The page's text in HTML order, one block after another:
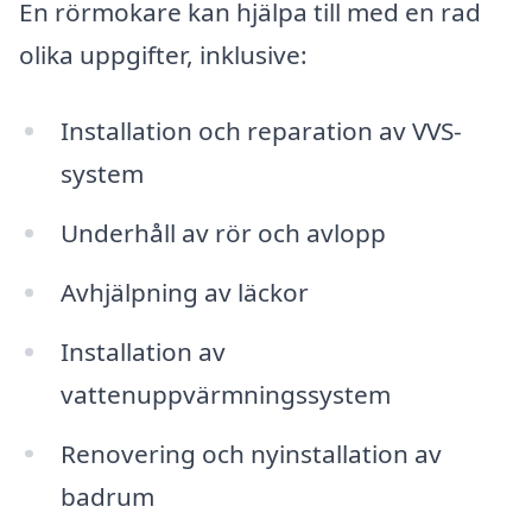
En rörmokare kan hjälpa till med en rad
olika uppgifter, inklusive:
Installation och reparation av VVS-
system
Underhåll av rör och avlopp
Avhjälpning av läckor
Installation av
vattenuppvärmningssystem
Renovering och nyinstallation av
badrum